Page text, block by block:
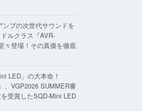
ンプの次世代サウンドを
ルクラス『AVR-
々登場！その真価を徹底
LED」の大本命！
、VGP2026 SUMMER審
受賞したSQD-Mini LED